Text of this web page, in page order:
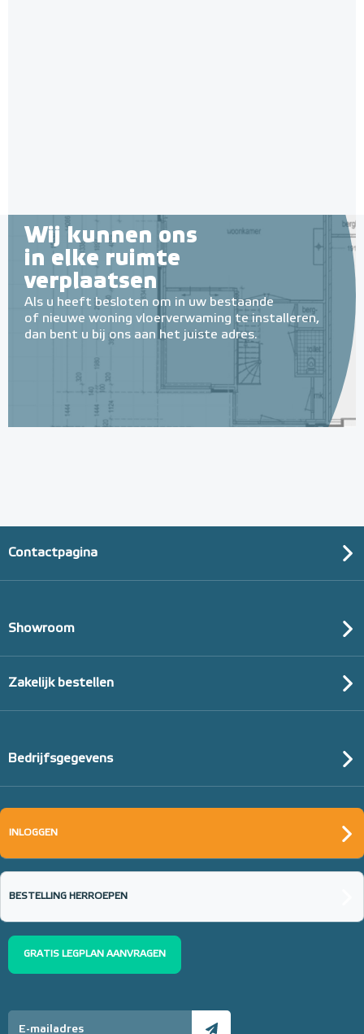
Wij kunnen ons
in elke ruimte
verplaatsen
Als u heeft besloten om in uw bestaande
of nieuwe woning vloerverwaming te installeren,
dan bent u bij ons aan het juiste adres.
Contactpagina
Showroom
Zakelijk bestellen
Bedrijfsgegevens
INLOGGEN
BESTELLING HERROEPEN
GRATIS LEGPLAN AANVRAGEN